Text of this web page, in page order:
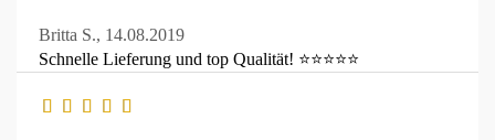
Britta S., 14.08.2019
Schnelle Lieferung und top Qualität! ⭐⭐⭐⭐⭐